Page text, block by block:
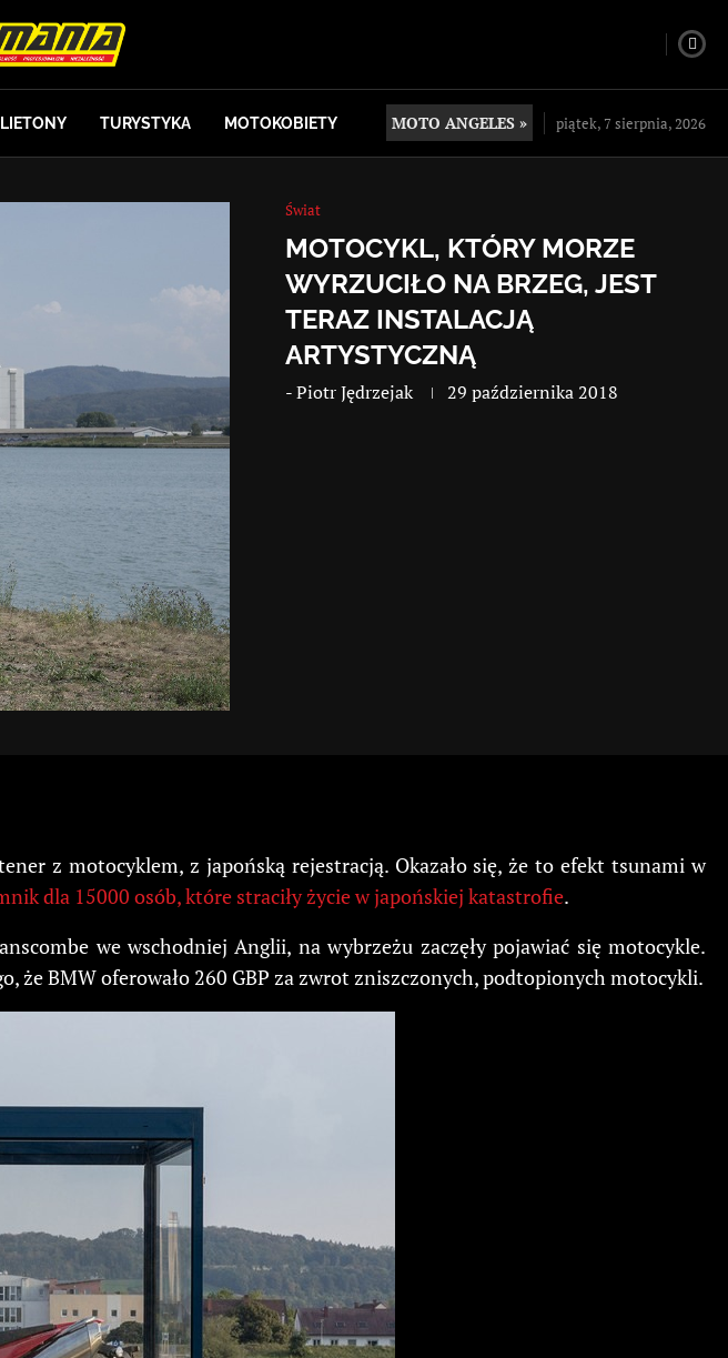
TURYSTYKA MOTOKOBIETY MOTO ANGELES » piątek, 7 sierpnia, 2026
Świat
MOTOCYKL, KTÓRY MORZE
WYRZUCIŁO NA BRZEG, JEST
TERAZ INSTALACJĄ
ARTYSTYCZNĄ
-Piotr Jędrzejak 29 października 2018
z motocyklem, z japońską rejestracją. Okazało się, że to efekt tsunami w
dla 15000 osób, które straciły życie w japońskiej katastrofie.
we wschodniej Anglii, na wybrzeżu zaczęły pojawiać się motocykle.
że BMW oferowało 260 GBP za zwrot zniszczonych, podtopionych motocykli.